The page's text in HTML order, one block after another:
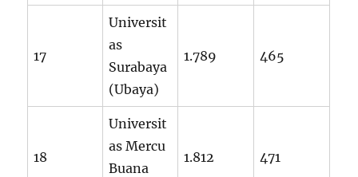
17
Universit
as
Surabaya
(Ubaya)
1.789 465
18
Universit
as Mercu
Buana
1.812 471